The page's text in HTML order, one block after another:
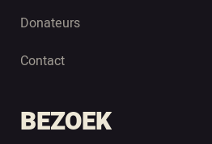
Donateurs
Contact
BEZOEK